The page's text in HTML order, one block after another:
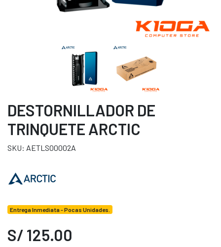
DESTORNILLADOR DE
TRINQUETE ARCTIC
SKU: AETLS00002A
Entrega Inmediata - Pocas Unidades.
S/ 125.00